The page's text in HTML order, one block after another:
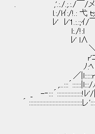
. ,'.:./.;.:./￣/メ､l
l.:/lｲ:/!.: 弋 ｔｯﾐ
ﾚ' ﾚ'1.:.:;ｲ/￣
l:./!:l , /
ﾚ' l∧ _, /!:.:/ 俺
＼ ￣ ／ｲ:./ 更
r'ﾆi＞ . __ .
ﾉ:ﾍ〈!_ _
／|l:::::rゝ, ＞ｒ
,...:::´::::::|l:::/ﾉ ! j | !
_ -‐:::´:::::::::::::::::!ﾚ'/| l
´ ::::::::::::::::::::::::::::::::::::レ